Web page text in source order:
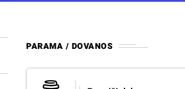
PARAMA / DOVANOS